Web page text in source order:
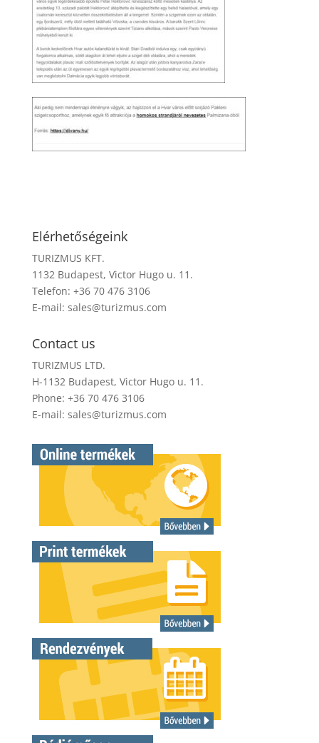
Elérhetőségeink
TURIZMUS KFT.
1132 Budapest, Victor Hugo u. 11.
Telefon: +36 70 476 3106
E-mail: sales@turizmus.com
Contact us
TURIZMUS LTD.
H-1132 Budapest, Victor Hugo u. 11.
Phone: +36 70 476 3106
E-mail: sales@turizmus.com